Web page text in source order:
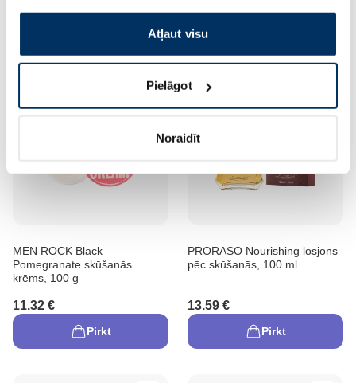
izmantošanai, lūdzu, atzīmējiet savu izvēli:
Atļaut visu
Pielāgot
Noraidīt
MEN ROCK Black
Pomegranate skūšanās
krēms, 100 g
11.32 €
Pirkt
PRORASO Nourishing losjons
pēc skūšanās, 100 ml
13.59 €
Pirkt